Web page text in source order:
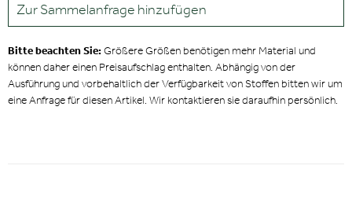
Zur Sammelanfrage hinzufügen
Bitte beachten Sie:Größere Größen benötigen mehr Material und
können daher einen Preisaufschlag enthalten. Abhängig von der
Ausführung und vorbehaltlich der Verfügbarkeit von Stoffen bitten wir um
eine Anfrage für diesen Artikel. Wir kontaktieren sie daraufhin persönlich.